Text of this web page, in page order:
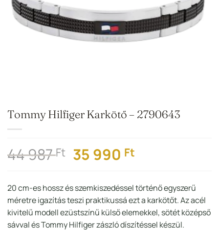
Tommy Hilfiger Karkötő – 2790643
44 987Ft Original
was:
44
987 Ft.
35 990 Ft
is:
35
990 Ft.
20 cm-es hossz és szemkiszedéssel történő egyszerű
méretre igazítás teszi praktikussá ezt a karkötőt. Az acél
kivitelű modell ezüstszínű külső elemekkel, sötét középső
sávval és Tommy Hilfiger zászló díszítéssel készül.